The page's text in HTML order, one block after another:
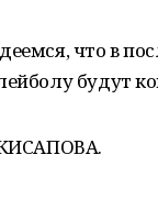
что в
будут